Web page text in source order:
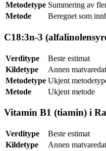
Metodetype Summering av
Metode
Beregnet som
C18:3n-3
Verditype
Beste estimat
Kildetype
Annen
Metodetype Ukjent
Metode
Ukjent metode
Vitamin B1 (tiamin) i
Verditype
Beste estimat
Kildetype
Annen